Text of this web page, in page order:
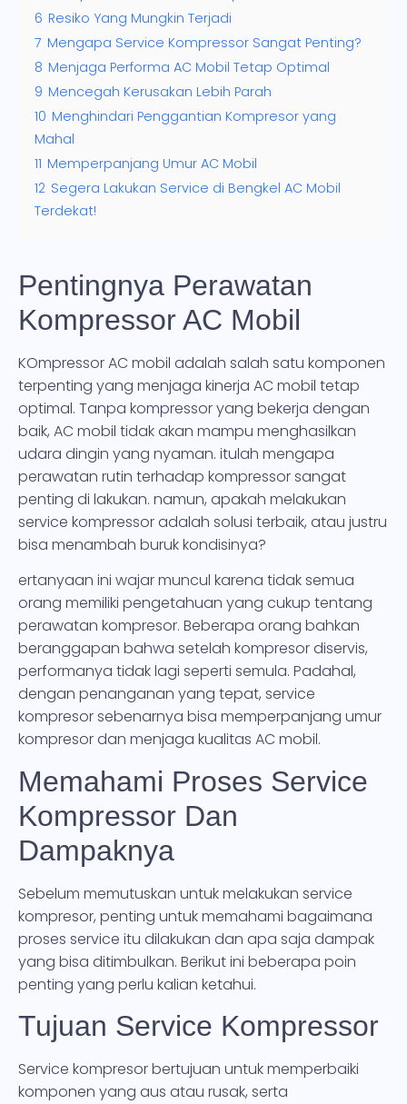
6 Resiko Yang Mungkin Terjadi
7 Mengapa Service Kompressor Sangat Penting?
8 Menjaga Performa AC Mobil Tetap Optimal
9 Mencegah Kerusakan Lebih Parah
10 Menghindari Penggantian Kompresor yang
Mahal
11 Memperpanjang Umur AC Mobil
12 Segera Lakukan Service di Bengkel AC Mobil
Terdekat!
Pentingnya Perawatan
Kompressor AC Mobil
KOmpressor AC mobil adalah salah satu komponen
terpenting yang menjaga kinerja AC mobil tetap
optimal. Tanpa kompressor yang bekerja dengan
baik, AC mobil tidak akan mampu menghasilkan
udara dingin yang nyaman. itulah mengapa
perawatan rutin terhadap kompressor sangat
penting di lakukan. namun, apakah melakukan
service kompressor adalah solusi terbaik, atau justru
bisa menambah buruk kondisinya?
ertanyaan ini wajar muncul karena tidak semua
orang memiliki pengetahuan yang cukup tentang
perawatan kompresor. Beberapa orang bahkan
beranggapan bahwa setelah kompresor diservis,
performanya tidak lagi seperti semula. Padahal,
dengan penanganan yang tepat, service
kompresor sebenarnya bisa memperpanjang umur
kompresor dan menjaga kualitas AC mobil.
Memahami Proses Service
Kompressor Dan
Dampaknya
Sebelum memutuskan untuk melakukan service
kompresor, penting untuk memahami bagaimana
proses service itu dilakukan dan apa saja dampak
yang bisa ditimbulkan. Berikut ini beberapa poin
penting yang perlu kalian ketahui.
Tujuan Service Kompressor
Service kompresor bertujuan untuk memperbaiki
komponen yang aus atau rusak, serta